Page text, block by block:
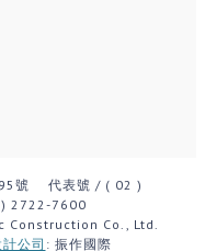
號 代表號 / ( 02 )
2722-7600
Construction Co., Ltd.
公司 : 振作國際